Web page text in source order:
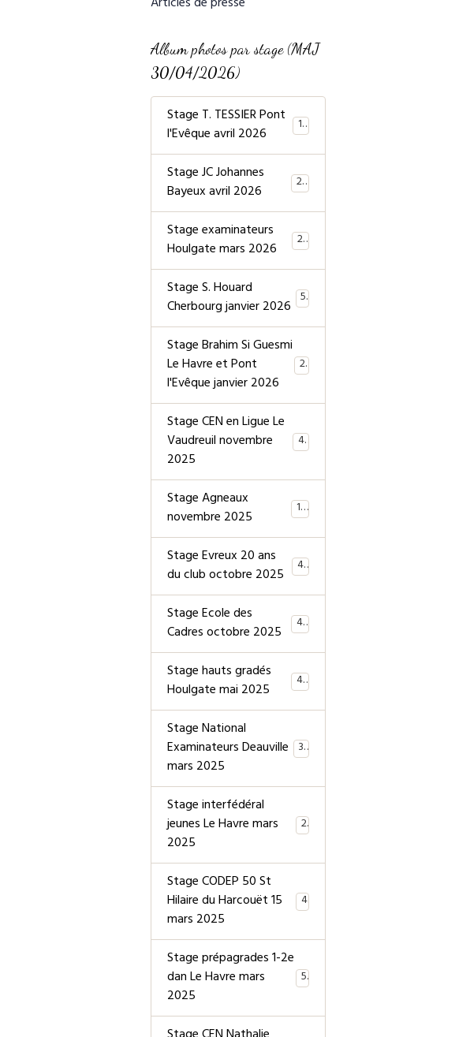
Album photos par stage (MAJ
30/04/2026)
Stage T. TESSIER Pont
l'Evêque avril 2026
19
Stage JC Johannes
Bayeux avril 2026
20
Stage examinateurs
Houlgate mars 2026
20
Stage S. Houard
Cherbourg janvier 2026
5
Stage Brahim Si Guesmi
Le Havre et Pont
l'Evêque janvier 2026
28
Stage CEN en Ligue Le
Vaudreuil novembre
2025
40
Stage Agneaux
novembre 2025
19
Stage Evreux 20 ans
du club octobre 2025
40
Stage Ecole des
Cadres octobre 2025
40
Stage hauts gradés
Houlgate mai 2025
44
Stage National
Examinateurs Deauville
mars 2025
39
Stage interfédéral
jeunes Le Havre mars
2025
2
Stage CODEP 50 St
Hilaire du Harcouët 15
mars 2025
4
Stage prépagrades 1-2e
dan Le Havre mars
2025
5